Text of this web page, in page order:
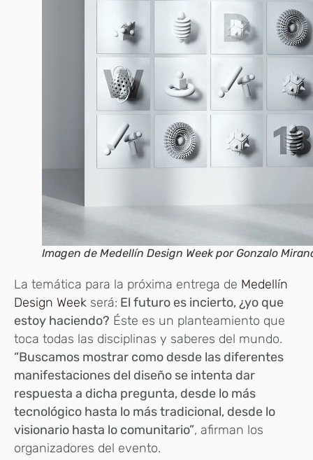
Imagen de Medellín Design Week por Gonzalo
La temática para la próxima entrega de Medellín
Design Week será: El futuro es incierto, ¿yo que
estoy haciendo? Éste es un planteamiento que
toca todas las disciplinas y saberes del mundo.
“Buscamos mostrar como desde las diferentes
manifestaciones del diseño se intenta dar
respuesta a dicha pregunta, desde lo más
tecnológico hasta lo más tradicional, desde lo
visionario hasta lo comunitario”, afirman los
organizadores del evento.